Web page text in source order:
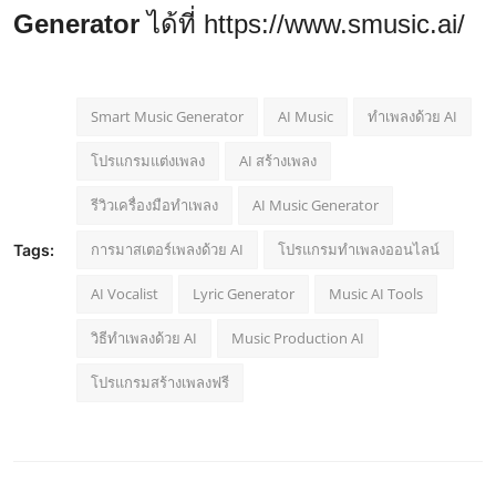
Generator ได้ที่ https://www.smusic.ai/
Tags:
Smart Music Generator AI Music ทำเพลงด้วย AI
โปรแกรมแต่งเพลง AI สร้างเพลง
รีวิวเครื่องมือทำเพลง AI Music Generator
การมาสเตอร์เพลงด้วย AI โปรแกรมทำเพลงออนไลน์
AI Vocalist Lyric Generator Music AI Tools
วิธีทำเพลงด้วย AI Music Production AI
โปรแกรมสร้างเพลงฟรี